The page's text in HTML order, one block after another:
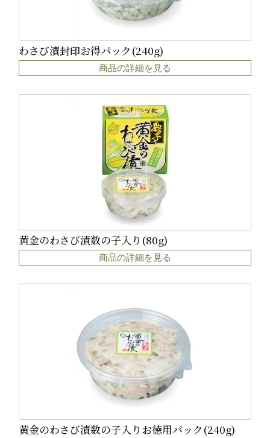
わさび漬封印お得パック(240g)
商品の詳細を見る
黄金のわさび漬数の子入り(80g)
商品の詳細を見る
黄金のわさび漬数の子入りお徳用パック(240g)